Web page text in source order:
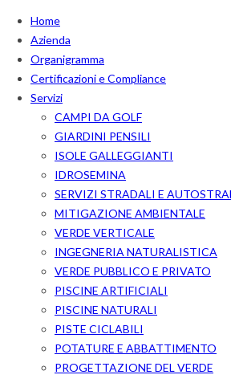
Home
Azienda
Organigramma
Certificazioni e Compliance
Servizi
CAMPI DA GOLF
GIARDINI PENSILI
ISOLE GALLEGGIANTI
IDROSEMINA
SERVIZI STRADALI E
MITIGAZIONE AMBIENTALE
VERDE VERTICALE
INGEGNERIA NATURALISTICA
VERDE PUBBLICO E PRIVATO
PISCINE ARTIFICIALI
PISCINE NATURALI
PISTE CICLABILI
POTATURE E ABBATTIMENTO
PROGETTAZIONE DEL VERDE